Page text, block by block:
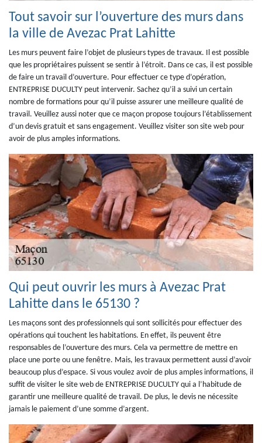
Tout savoir sur l’ouverture des murs dans
la ville de Avezac Prat Lahitte
Les murs peuvent faire l’objet de plusieurs types de travaux. Il est possible
que les propriétaires puissent se sentir à l’étroit. Dans ce cas, il est possible
de faire un travail d’ouverture. Pour effectuer ce type d’opération,
ENTREPRISE DUCULTY peut intervenir. Sachez qu’il a suivi un certain
nombre de formations pour qu’il puisse assurer une meilleure qualité de
travail. Veuillez aussi noter que ce maçon propose toujours l’établissement
d’un devis gratuit et sans engagement. Veuillez visiter son site web pour
avoir de plus amples informations.
Qui peut ouvrir les murs à Avezac Prat
Lahitte dans le 65130 ?
Les maçons sont des professionnels qui sont sollicités pour effectuer des
opérations qui touchent les habitations. En effet, ils peuvent être
responsables de l’ouverture des murs. Cela va permettre de mettre en
place une porte ou une fenêtre. Mais, les travaux permettent aussi d’avoir
beaucoup plus d’espace. Si vous voulez avoir de plus amples informations, il
suffit de visiter le site web de ENTREPRISE DUCULTY qui a l’habitude de
garantir une meilleure qualité de travail. De plus, le devis ne nécessite
jamais le paiement d’une somme d’argent.